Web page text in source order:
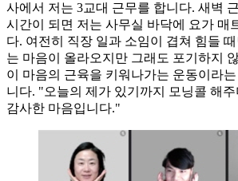
사에서 저는 3교대 근무를 합니다. 새벽
시간이 되면 저는 사무실 바닥에 요가 매
다. 여전히 직장 일과 소임이 겹쳐 힘들
는 마음이 올라오지만 그래도 포기하지
이 마음의 근육을 키워나가는 운동이라
니다. "오늘의 제가 있기까지 모닝콜 해주
감사한 마음입니다."